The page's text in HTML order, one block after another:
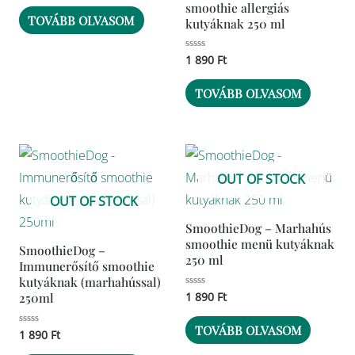
5 TOVÁBB OLVASOM
smoothie allergiás
kutyáknak 250 ml
Értékelés:
5
1 890 Ft
TOVÁBB OLVASOM
OUT OF STOCK
SmoothieDog –
Immunerősítő smoothie
kutyáknak (marhahússal)
250ml
Értékelés:
1 890 Ft
OUT OF STOCK
SmoothieDog – Marhahús
smoothie menü kutyáknak
250 ml
Értékelés:
5
1 890 Ft
TOVÁBB OLVASOM